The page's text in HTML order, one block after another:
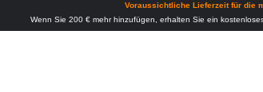
Voraussichtliche Lieferzeit für die
Wenn Sie 200 € mehr hinzufügen, erhalten Sie ein